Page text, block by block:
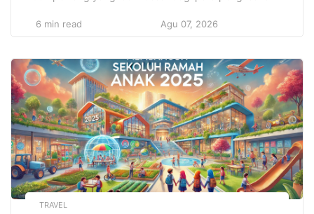
kemajuan teknologi yang pesat, dan semakin
mempertahankan bisnis online yang sukses bukanlah
hal yang mudah. Oleh karena itu, penting bagi setiap
pemilik […]
6 min read Agu 07, 2026
TRAVEL